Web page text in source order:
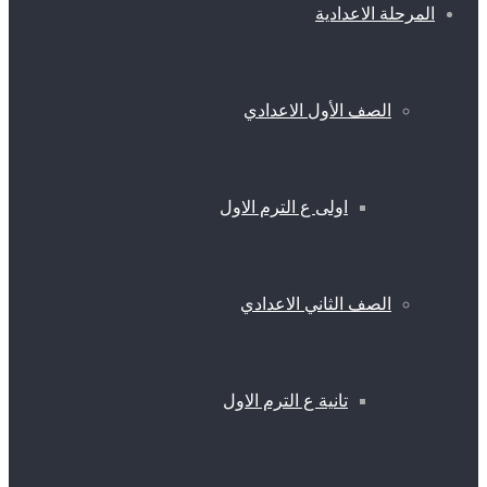
المرحلة الاعدادية
الصف الأول الاعدادي
اولى ع الترم الاول
الصف الثاني الاعدادي
تانية ع الترم الاول